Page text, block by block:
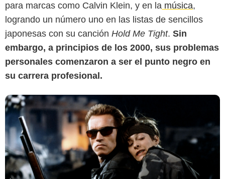
para marcas como Calvin Klein, y en la música,
logrando un número uno en las listas de sencillos
japonesas con su canción Hold Me Tight. Sin
embargo, a principios de los 2000, sus problemas
personales comenzaron a ser el punto negro en
su carrera profesional.